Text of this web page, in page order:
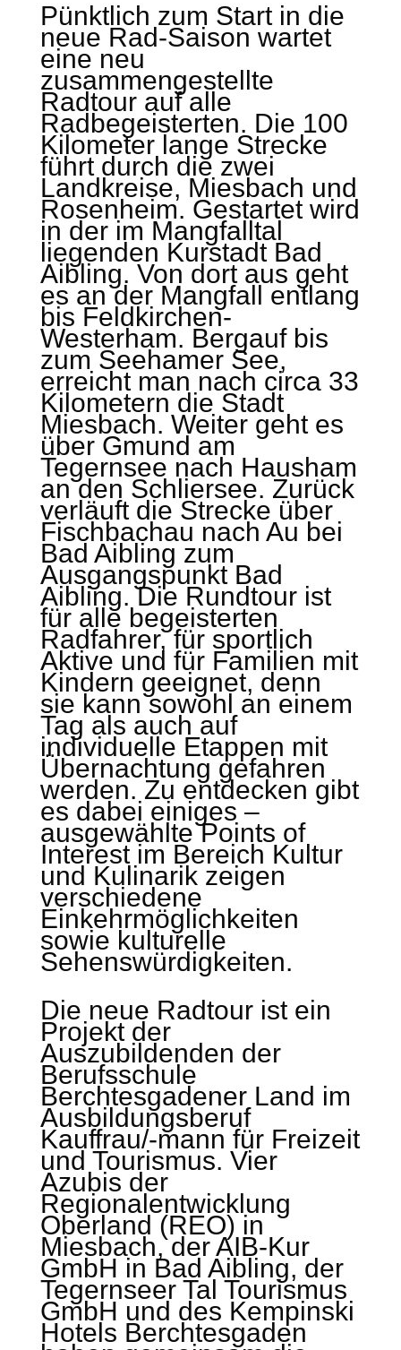
Pünktlich zum Start in die
neue Rad-Saison wartet
eine neu
zusammengestellte
Radtour auf alle
Radbegeisterten. Die 100
Kilometer lange Strecke
führt durch die zwei
Landkreise, Miesbach und
Rosenheim. Gestartet wird
in der im Mangfalltal
liegenden Kurstadt Bad
Aibling. Von dort aus geht
es an der Mangfall entlang
bis Feldkirchen-
Westerham. Bergauf bis
zum Seehamer See,
erreicht man nach circa 33
Kilometern die Stadt
Miesbach. Weiter geht es
über Gmund am
Tegernsee nach Hausham
an den Schliersee. Zurück
verläuft die Strecke über
Fischbachau nach Au bei
Bad Aibling zum
Ausgangspunkt Bad
Aibling. Die Rundtour ist
für alle begeisterten
Radfahrer, für sportlich
Aktive und für Familien mit
Kindern geeignet, denn
sie kann sowohl an einem
Tag als auch auf
individuelle Etappen mit
Übernachtung gefahren
werden. Zu entdecken gibt
es dabei einiges –
ausgewählte Points of
Interest im Bereich Kultur
und Kulinarik zeigen
verschiedene
Einkehrmöglichkeiten
sowie kulturelle
Sehenswürdigkeiten.
Die neue Radtour ist ein
Projekt der
Auszubildenden der
Berufsschule
Berchtesgadener Land im
Ausbildungsberuf
Kauffrau/-mann für Freizeit
und Tourismus. Vier
Azubis der
Regionalentwicklung
Oberland (REO) in
Miesbach, der AIB-Kur
GmbH in Bad Aibling, der
Tegernseer Tal Tourismus
GmbH und des Kempinski
Hotels Berchtesgaden